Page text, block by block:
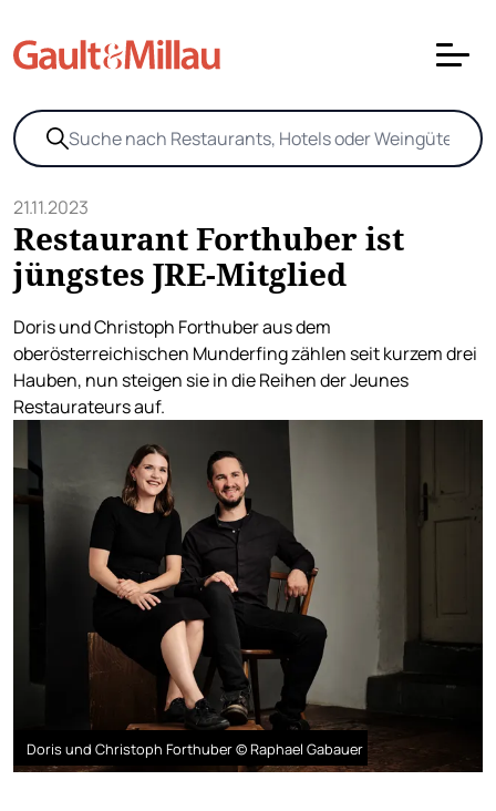
21.11.2023
Restaurant Forthuber ist
jüngstes JRE-Mitglied
Doris und Christoph Forthuber aus dem
oberösterreichischen Munderfing zählen seit kurzem drei
Hauben, nun steigen sie in die Reihen der Jeunes
Restaurateurs auf.
Doris und Christoph Forthuber © Raphael Gabauer